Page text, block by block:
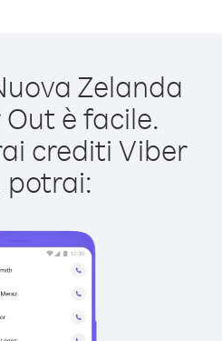
Zelanda
è facile.
crediti Viber
potrai: